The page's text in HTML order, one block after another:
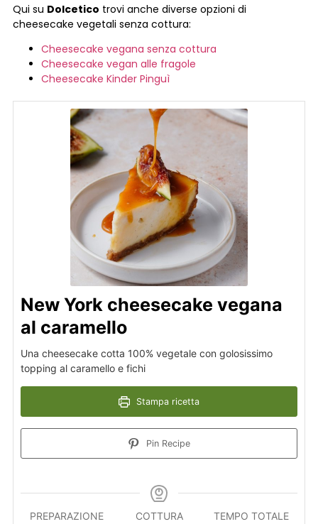
Qui su Dolcetico trovi anche diverse opzioni di
cheesecake vegetali senza cottura:
Cheesecake vegana senza cottura
Cheesecake vegan alle fragole
Cheesecake Kinder Pinguì
New York cheesecake vegana
al caramello
Una cheesecake cotta 100% vegetale con golosissimo
topping al caramello e fichi
Stampa ricetta
Pin Recipe
PREPARAZIONE
COTTURA
TEMPO TOTALE